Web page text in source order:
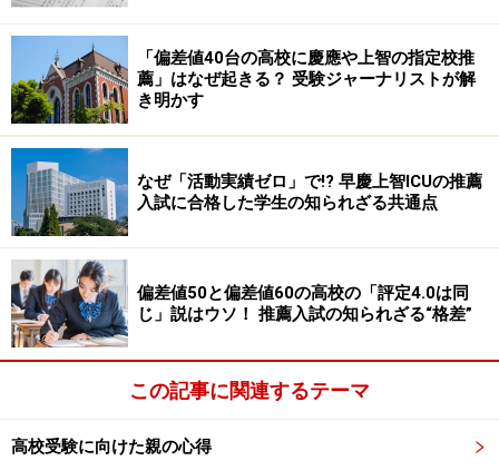
「偏差値40台の高校に慶應や上智の指定校推
薦」はなぜ起きる？ 受験ジャーナリストが解
き明かす
なぜ「活動実績ゼロ」で!? 早慶上智ICUの推薦
入試に合格した学生の知られざる共通点
偏差値50と偏差値60の高校の「評定4.0は同
じ」説はウソ！ 推薦入試の知られざる“格差”
この記事に関連するテーマ
高校受験に向けた親の心得